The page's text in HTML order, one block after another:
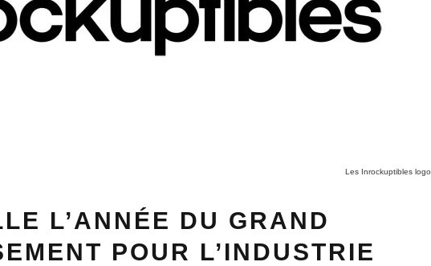
Les Inrockuptibles logo
L’ANNÉE DU GRAND
POUR L’INDUSTRIE